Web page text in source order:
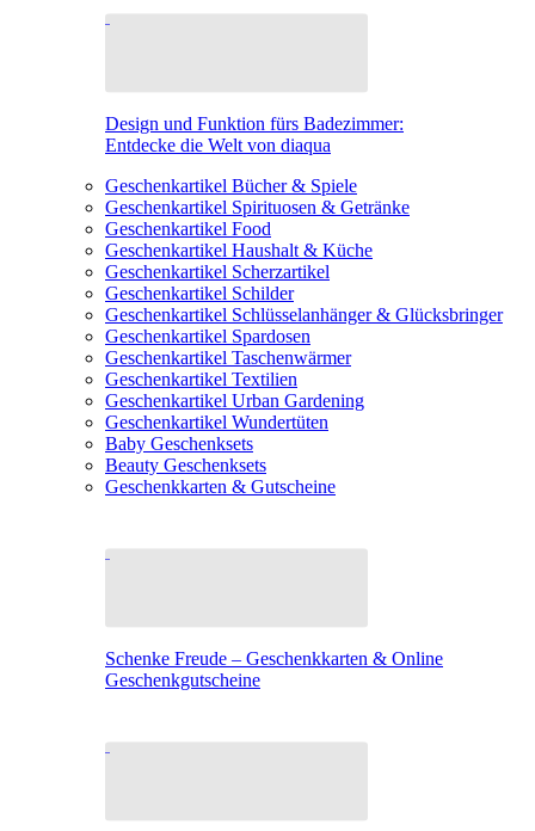
Design und Funktion fürs Badezimmer:
Entdecke die Welt von diaqua
Geschenkartikel Bücher & Spiele
Geschenkartikel Spirituosen & Getränke
Geschenkartikel Food
Geschenkartikel Haushalt & Küche
Geschenkartikel Scherzartikel
Geschenkartikel Schilder
Geschenkartikel Schlüsselanhänger & Glücksbringer
Geschenkartikel Spardosen
Geschenkartikel Taschenwärmer
Geschenkartikel Textilien
Geschenkartikel Urban Gardening
Geschenkartikel Wundertüten
Baby Geschenksets
Beauty Geschenksets
Geschenkkarten & Gutscheine
Schenke Freude – Geschenkkarten & Online
Geschenkgutscheine